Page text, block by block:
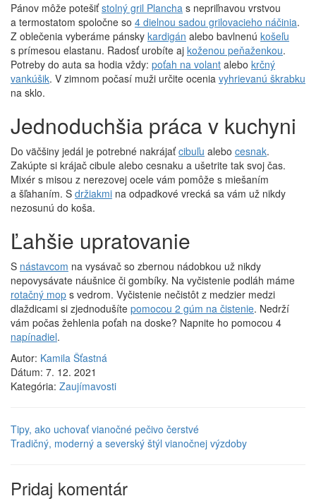
Pánov môže potešiťstolný gril Plancha s nepriľnavou vrstvou
a termostatom spoločne so 4 dielnou sadou grilovacieho náčinia.
Z oblečenia vyberáme pánsky kardigán alebo bavlnenú košeľu
s prímesou elastanu. Radosť urobíte aj koženou peňaženkou.
Potreby do auta sa hodia vždy: poťah na volant alebo krčný
vankúšik. V zimnom počasí muži určite ocenia vyhrievanú škrabku
na sklo.
Jednoduchšia práca v kuchyni
Do väčšiny jedál je potrebné nakrájaťcibuľu alebo cesnak.
Zakúpte si krájač cibule alebo cesnaku a ušetrite tak svoj čas.
Mixér s misou z nerezovej ocele vám pomôže s miešaním
a šľahaním. S držiakmi na odpadkové vrecká sa vám už nikdy
nezosunú do koša.
Ľahšie upratovanie
S nástavcom na vysávač so zbernou nádobkou už nikdy
nepovysávate náušnice či gombíky. Na vyčistenie podláh máme
rotačný mop s vedrom. Vyčistenie nečistôt z medzier medzi
dlaždicami si zjednodušíte pomocou 2 gúm na čistenie. Nedrží
vám počas žehlenia poťah na doske? Napnite ho pomocou 4
napínadiel.
Autor: Kamila Šťastná
Dátum: 7. 12. 2021
Kategória: Zaujímavosti
Tipy, ako uchovať vianočné pečivo čerstvé
Tradičný, moderný a severský štýl vianočnej výzdoby
Pridaj komentár